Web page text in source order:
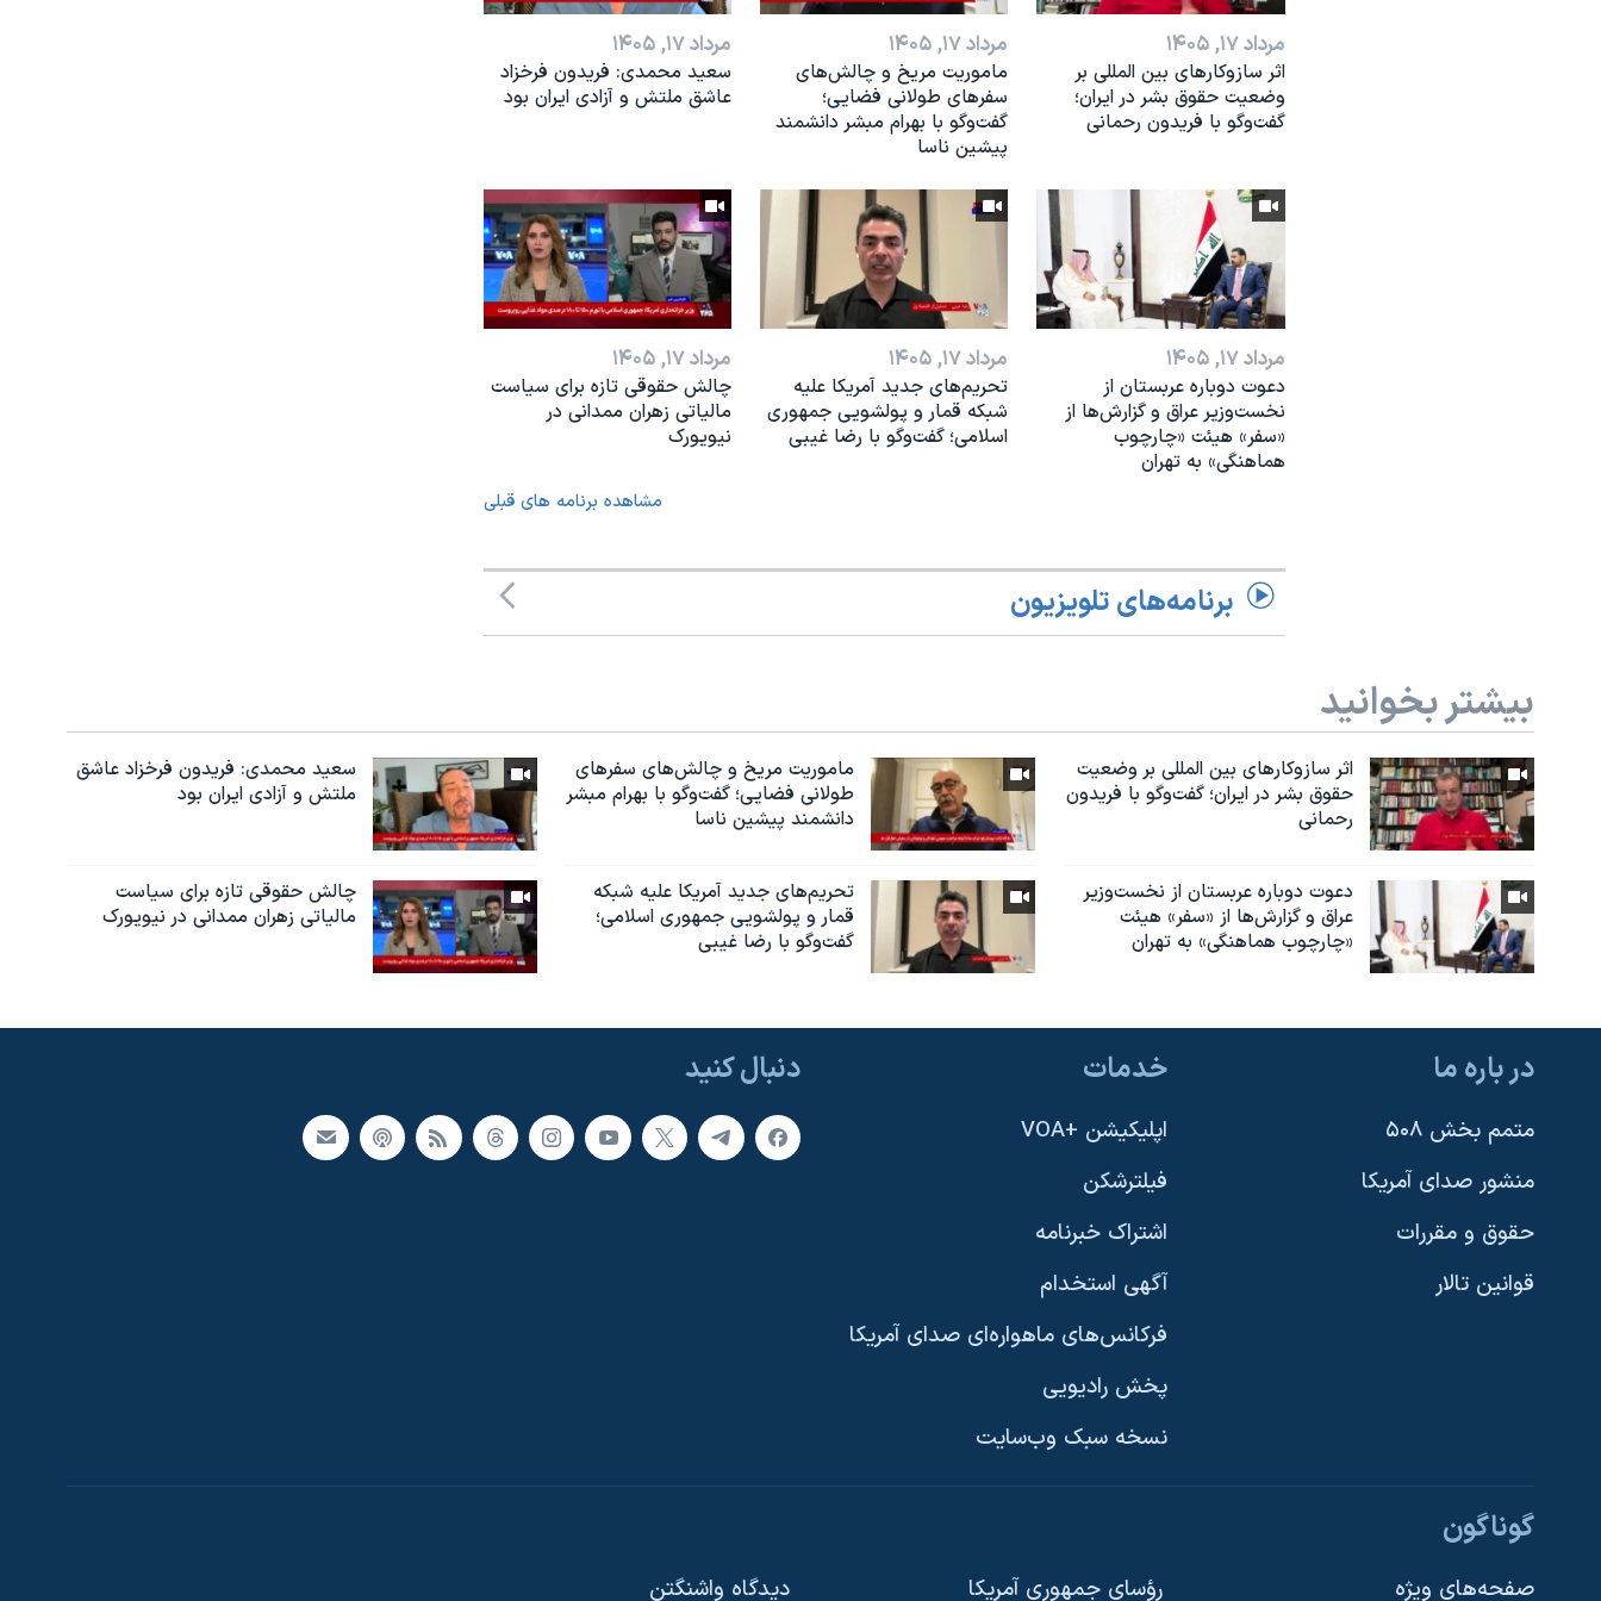
دنبال کنید
مرداد ۱۷, ۱۴۰۵
اثر ساز‌و‌کارهای بین المللی بر
وضعیت حقوق بشر در ایران؛
گفت‌وگو با فریدون رحمانی
مرداد ۱۷, ۱۴۰۵
ماموریت مریخ و چالش‌های
سفرهای طولانی فضایی؛
گفت‌وگو با بهرام مبشر دانشمند
پیشین ناسا
مرداد ۱۷, ۱۴۰۵
سعید محمدی: فریدون فرخزاد
عاشق ملتش و آزادی ایران بود
مرداد ۱۷, ۱۴۰۵
دعوت دوباره عربستان از
نخست‌وزیر عراق و گزارش‌ها از
«سفر» هیئت «چارچوب
هماهنگی» به تهران
مرداد ۱۷, ۱۴۰۵
تحریم‌های جدید آمریکا علیه
شبکه قمار و پولشویی جمهوری
اسلامی؛ گفت‌وگو با رضا غیبی
مرداد ۱۷, ۱۴۰۵
چالش حقوقی تازه برای سیاست
مالیاتی زهران ممدانی در
نیویورک
مشاهده برنامه های قبلی
برنامه‌های تلویزیون
بیشتر بخوانید
اثر ساز‌و‌کارهای بین المللی بر وضعیت
حقوق بشر در ایران؛ گفت‌وگو با فریدون
رحمانی
ماموریت مریخ و چالش‌های سفرهای
طولانی فضایی؛ گفت‌وگو با بهرام مبشر
دانشمند پیشین ناسا
سعید محمدی: فریدون فرخزاد عاشق
ملتش و آزادی ایران بود
دعوت دوباره عربستان از نخست‌وزیر
عراق و گزارش‌ها از «سفر» هیئت
«چارچوب هماهنگی» به تهران
تحریم‌های جدید آمریکا علیه شبکه
قمار و پولشویی جمهوری اسلامی؛
گفت‌وگو با رضا غیبی
چالش حقوقی تازه برای سیاست
مالیاتی زهران ممدانی در نیویورک
دنبال کنید در باره ما
متمم بخش ۵۰۸
منشور صدای آمریکا
حقوق و مقررات
قوانین تالار
خدمات
اپلیکیشن +VOA
فیلترشکن
اشتراک خبرنامه
آگهی استخدام
فرکانس‌های ماهواره‌ای صدای آمریکا
پخش رادیویی
نسخه سبک وب‌سایت
گوناگون
صفحه‌های ویژه رؤسای جمهوری آمریکا دیدگاه‌ واشنگتن